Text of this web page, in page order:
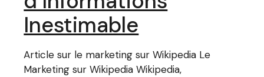
Inestimable
Article sur le marketing sur Wikipedia Le
Marketing sur Wikipedia Wikipedia,